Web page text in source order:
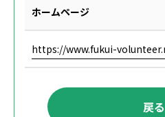
ホームページ
https://www.fukui-
戻る